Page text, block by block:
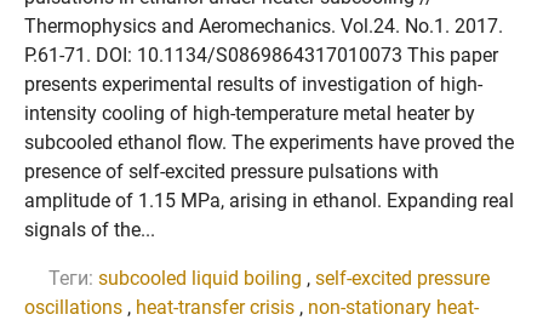
Thermophysics and Aeromechanics. Vol.24. No.1. 2017.
P.61-71. DOI: 10.1134/S0869864317010073 This paper
presents experimental results of investigation of high-
intensity cooling of high-temperature metal heater by
subcooled ethanol flow. The experiments have proved the
presence of self-excited pressure pulsations with
amplitude of 1.15 MPa, arising in ethanol. Expanding real
signals of the...
Теги: subcooled liquid boiling , self-excited pressure
oscillations , heat-transfer crisis , non-stationary heat-